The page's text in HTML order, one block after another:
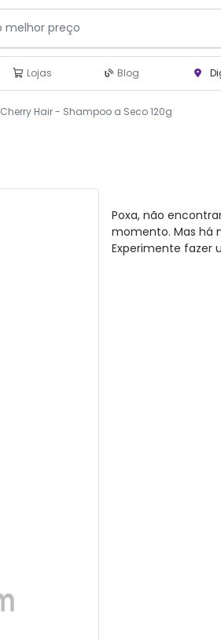
Lojas Blog
Cherry Hair - Shampoo a Seco 120g
Poxa, não
momento. Mas há
Experimente fazer